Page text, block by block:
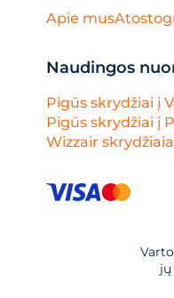
Apie mus
Naudingos
Pigūs skrydžiai į
Pigūs skrydžiai į
Wizzair skrydžiai